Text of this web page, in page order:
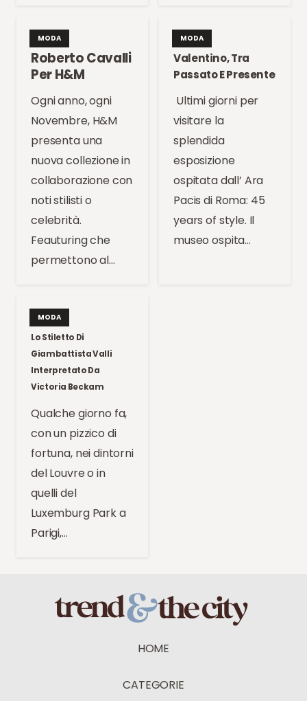
MODA
Roberto Cavalli
Per H&M
Ogni anno, ogni
Novembre, H&M
presenta una
nuova collezione in
collaborazione con
noti stilisti o
celebrità.
Feauturing che
permettono al…
MODA
Valentino, Tra
Passato E Presente
Ultimi giorni per
visitare la
splendida
esposizione
ospitata dall’ Ara
Pacis di Roma: 45
years of style. Il
museo ospita…
MODA
Lo Stiletto Di
Giambattista Valli
Interpretato Da
Victoria Beckam
Qualche giorno fa,
con un pizzico di
fortuna, nei dintorni
del Louvre o in
quelli del
Luxemburg Park a
Parigi,…
HOME
CATEGORIE